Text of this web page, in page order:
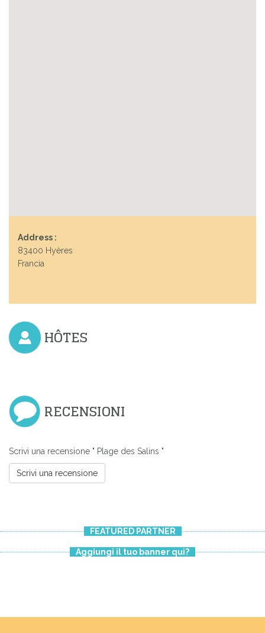
Address :
83400 Hyères
Francia
HÔTES
RECENSIONI
Scrivi una recensione " Plage des Salins "
Scrivi una recensione
FEATURED PARTNER
Aggiungi il tuo banner qui?